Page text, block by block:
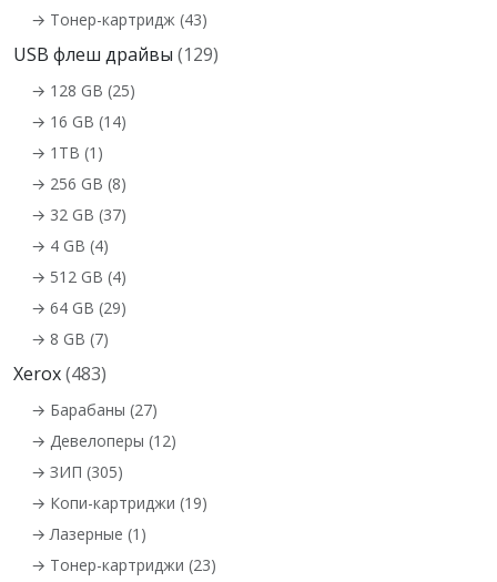
→ Тонер-картридж (43)
USB флеш драйвы (129)
→ 128 GB (25)
→ 16 GB (14)
→ 1TB (1)
→ 256 GB (8)
→ 32 GB (37)
→ 4 GB (4)
→ 512 GB (4)
→ 64 GB (29)
→ 8 GB (7)
Xerox(483)
→ Барабаны (27)
→ Девелоперы (12)
→ ЗИП (305)
→ Копи-картриджи (19)
→ Лазерные (1)
→ Тонер-картриджи (23)